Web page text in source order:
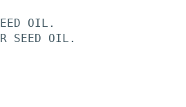
OIL.
SEED OIL.